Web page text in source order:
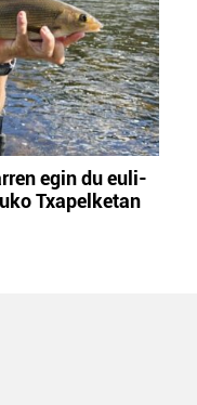
egin du euli-
Txapelketan